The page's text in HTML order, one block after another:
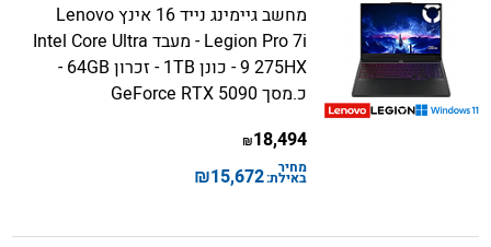
מחשב גיימינג נייד 16 אינץ Lenovo
Legion Pro 7i - מעבד Intel Core Ultra
9 275HX - כונן 1TB - זכרון 64GB -
כ.מסך GeForce RTX 5090
18,494
₪
מחיר
באילת:15,672
₪